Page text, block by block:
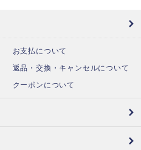
お支払について
返品・交換・キャンセルについて
クーポンについて